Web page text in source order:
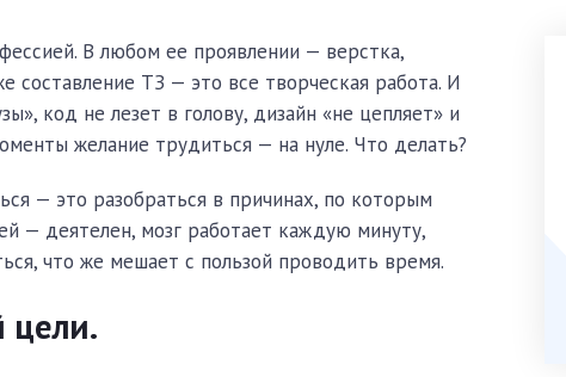
В любом ее проявлении — верстка,
составление ТЗ — это все творческая работа. И
код не лезет в голову, дизайн «не цепляет» и
желание трудиться — на нуле. Что делать?
— это разобраться в причинах, по которым
— деятелен, мозг работает каждую минуту,
что же мешает с пользой проводить время.
цели.